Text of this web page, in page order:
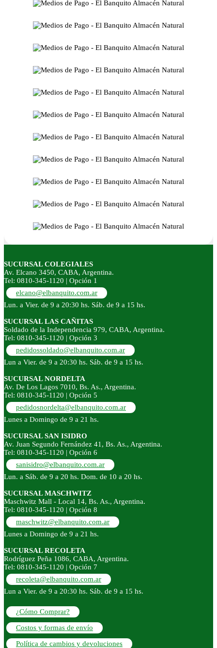
SUCURSAL COLEGIALES
Av. Elcano 3450, CABA, Argentina.
Tel: 0810-345-1120 | Opción 1
elcano@elbanquito.com.ar
Lun. a Vier. de 9 a 20:30 hs. Sáb. de 9 a 15 hs.
SUCURSAL LAS CAÑITAS
Soldado de la Independencia 979, CABA, Argentina.
Tel: 0810-345-1120 | Opción 3
pedidossoldado@elbanquito.com.ar
Lun a Vier. de 9 a 20:30 hs. Sáb. de 9 a 15 hs.
SUCURSAL NORDELTA
Av. De Los Lagos 7010, Bs. As., Argentina.
Tel: 0810-345-1120 | Opción 5
pedidosnordelta@elbanquito.com.ar
Lunes a Domingo de 9 a 21 hs.
SUCURSAL SAN ISIDRO
Av. Juan Segundo Fernández 41, Bs. As., Argentina.
Tel: 0810-345-1120 | Opción 6
sanisidro@elbanquito.com.ar
Lun. a Sáb. de 9 a 20 hs. Dom. de 10 a 20 hs.
SUCURSAL MASCHWITZ
Maschwitz Mall - Local 14, Bs. As., Argentina.
Tel: 0810-345-1120 | Opción 8
maschwitz@elbanquito.com.ar
Lunes a Domingo de 9 a 21 hs.
SUCURSAL RECOLETA
Rodríguez Peña 1086, CABA, Argentina.
Tel: 0810-345-1120 | Opción 7
recoleta@elbanquito.com.ar
Lun a Vier. de 9 a 20:30 hs. Sáb. de 9 a 15 hs.
¿Cómo Comprar?
Costos y formas de envío
Política de cambios y devoluciones